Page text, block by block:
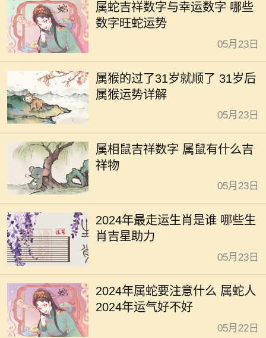
属蛇吉祥数字与幸运数字 哪些
数字旺蛇运势
05月23日
属猴的过了31岁就顺了 31岁后
属猴运势详解
05月23日
属相鼠吉祥数字 属鼠有什么吉
祥物
05月23日
2024年最走运生肖是谁 哪些生
肖吉星助力
05月23日
2024年属蛇要注意什么 属蛇人
2024年运气好不好
05月22日